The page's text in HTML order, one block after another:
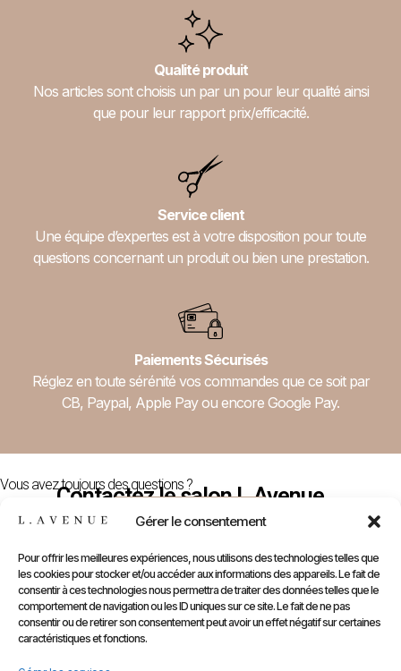
Gérer le consentement
Pour offrir les meilleures expériences, nous utilisons des technologies telles que
les cookies pour stocker et/ou accéder aux informations des appareils. Le fait de
consentir à ces technologies nous permettra de traiter des données telles que le
comportement de navigation ou les ID uniques sur ce site. Le fait de ne pas
consentir ou de retirer son consentement peut avoir un effet négatif sur certaines
caractéristiques et fonctions.
Qualité produit
Nos articles sont choisis un par un pour leur qualité ainsi
que pour leur rapport prix/efficacité.
Service client
Une équipe d’expertes est à votre disposition pour toute
questions concernant un produit ou bien une prestation.
Paiements Sécurisés
Réglez en toute sérénité vos commandes que ce soit par
CB, Paypal, Apple Pay ou encore Google Pay.
Vous avez toujours des questions ?
Contactez le salon L.Avenue
Nous Contacter
E-
Shop
Gammes
Marques
Compte
Infos
Prendre
RDV